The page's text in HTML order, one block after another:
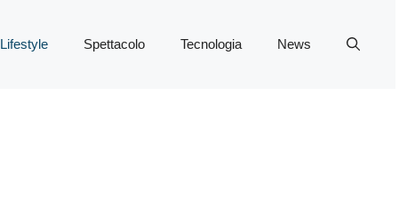
Lifestyle Spettacolo Tecnologia News